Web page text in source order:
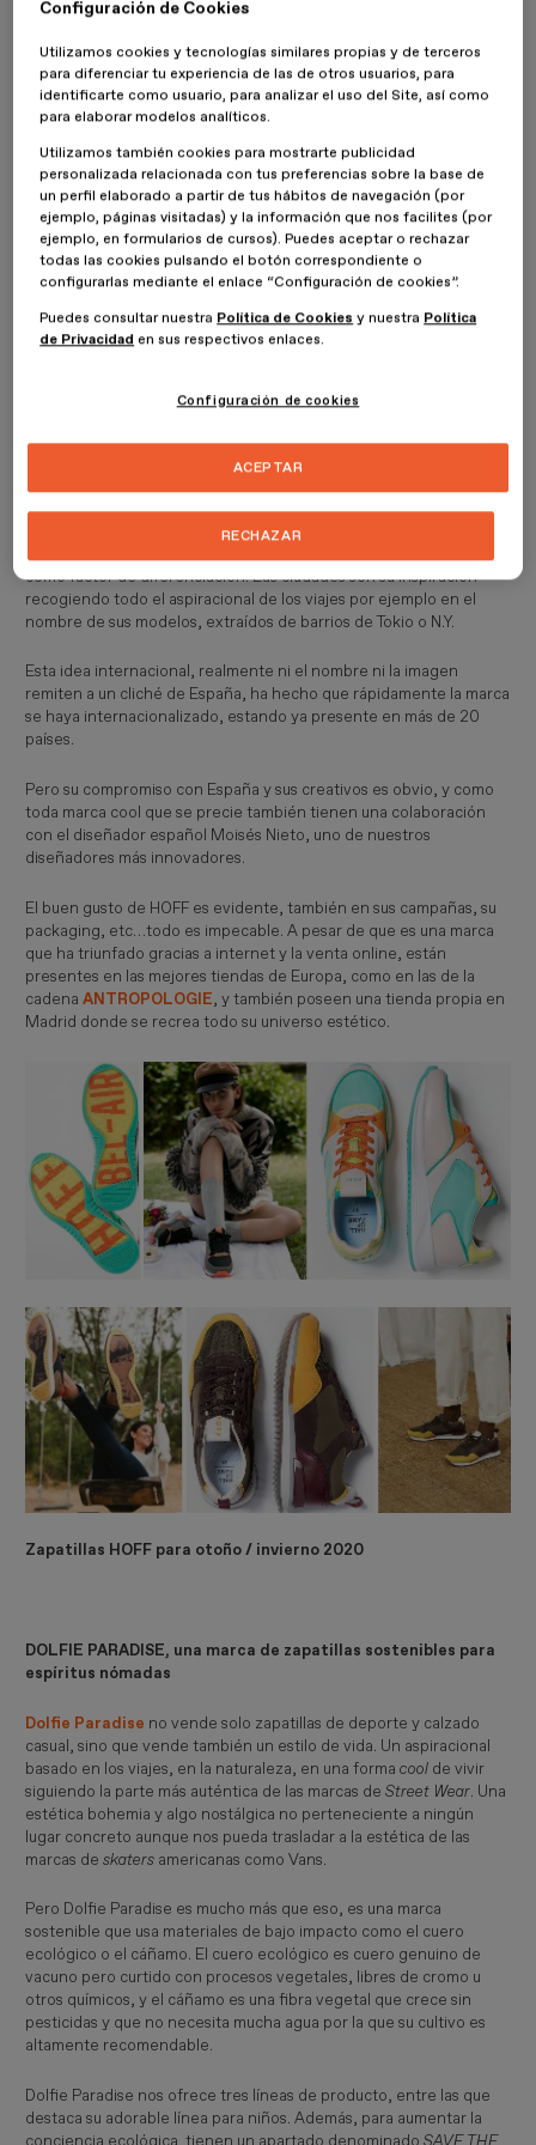
de infratrabajo.
Pero hay luz al final del túnel, tenemos ganas de comprar más allá
de esas marcas globales, tras un confinamiento que nos ha hecho
valorar de nuevo lo local, convirtiéndonos, de modo espontáneo,
en consumidores activistas. Tenemos fábricas en el levante
español que poseen una artesanía y un know how increíble,
tenemos unos creativos fantásticos y sobre todo tenemos muchas
ganas de comprar marcas nuestras, firmas honestas y bien hechas
que reindustrialicen de manera sostenible nuestro territorio.
Desde ESDESIGN siempre os hablamos de marcas molonas que
apetecen y que fomentan el carácter emprendedor de nuestros
diseñadores, así pues ahí van 3 marcas de zapatillas deportivas que
no podéis dejar de conocer.
Las coloristas y perfectas zapatillas HOFF (Hall of Fame)
Marca española de zapatillas deportivas fundada en 2016 por Fran
perfecta: modelos tanto para hombre como para mujer muy bellos,
delicados, coloristas y positivos, pensados para un consumidor
como factor de diferenciación. Las ciudades son su inspiración
recogiendo todo el aspiracional de los viajes por ejemplo en el
nombre de sus modelos, extraídos de barrios de Tokio o N.Y.
Esta idea internacional, realmente ni el nombre ni la imagen
remiten a un cliché de España, ha hecho que rápidamente la marca
se haya internacionalizado, estando ya presente en más de 20
países.
Pero su compromiso con España y sus creativos es obvio, y como
toda marca cool que se precie también tienen una colaboración
con el diseñador español Moisés Nieto, uno de nuestros
diseñadores más innovadores.
El buen gusto de HOFF es evidente, también en sus campañas, su
packaging, etc…todo es impecable. A pesar de que es una marca
que ha triunfado gracias a internet y la venta online, están
presentes en las mejores tiendas de Europa, como en las de la
cadenaANTROPOLOGIE, y también poseen una tienda propia en
Madrid donde se recrea todo su universo estético.
Zapatillas HOFF para otoño / invierno 2020
DOLFIE PARADISE, una marca de zapatillas sostenibles para
espíritus nómadas
Dolfie Paradise no vende solo zapatillas de deporte y calzado
casual, sino que vende también un estilo de vida. Un aspiracional
basado en los viajes, en la naturaleza, en una forma cool de vivir
siguiendo la parte más auténtica de las marcas deStreet Wear. Una
estética bohemia y algo nostálgica no perteneciente a ningún
lugar concreto aunque nos pueda trasladar a la estética de las
marcas deskaters americanas como Vans.
Pero Dolfie Paradise es mucho más que eso, es una marca
sostenible que usa materiales de bajo impacto como el cuero
ecológico o el cáñamo. El cuero ecológico es cuero genuino de
vacuno pero curtido con procesos vegetales, libres de cromo u
otros químicos, y el cáñamo es una fibra vegetal que crece sin
pesticidas y que no necesita mucha agua por la que su cultivo es
altamente recomendable.
Dolfie Paradise nos ofrece tres líneas de producto, entre las que
destaca su adorable línea para niños. Además, para aumentar la
Configuración de Cookies
Utilizamos cookies y tecnologías similares propias y de terceros
para diferenciar tu experiencia de las de otros usuarios, para
identificarte como usuario, para analizar el uso del Site, así como
para elaborar modelos analíticos.
Utilizamos también cookies para mostrarte publicidad
personalizada relacionada con tus preferencias sobre la base de
un perfil elaborado a partir de tus hábitos de navegación (por
ejemplo, páginas visitadas) y la información que nos facilites (por
ejemplo, en formularios de cursos). Puedes aceptar o rechazar
todas las cookies pulsando el botón correspondiente o
configurarlas mediante el enlace “Configuración de cookies”.
Puedes consultar nuestra Política de Cookies y nuestra Política
de Privacidad en sus respectivos enlaces.
Configuración de cookies
RECHAZAR
ACEPTAR